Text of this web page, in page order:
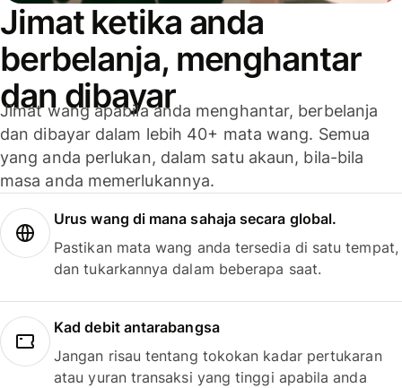
Jimat ketika anda
berbelanja, menghantar
dan dibayar
Jimat wang apabila anda menghantar, berbelanja
dan dibayar dalam lebih 40+ mata wang. Semua
yang anda perlukan, dalam satu akaun, bila-bila
masa anda memerlukannya.
Urus wang di mana sahaja secara global.
Pastikan mata wang anda tersedia di satu tempat,
dan tukarkannya dalam beberapa saat.
Kad debit antarabangsa
Jangan risau tentang tokokan kadar pertukaran
atau yuran transaksi yang tinggi apabila anda